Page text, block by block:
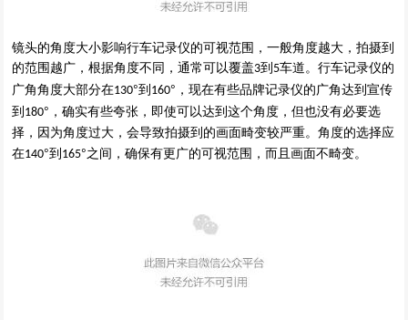
镜头的角度大小影响行车记录仪的可视范围，一般角度越大，拍摄到
的范围越广，根据角度不同，通常可以覆盖3到 5车道。行车记录仪的
广角角度大部分在130°到 160°，现在有些品牌记录仪的广角达到宣传
到 180°，确实有些夸张 ， 即使可以达到这个角度 ，但也没有必要选
择 ， 因为角度过大，会导致拍摄到的画面畸变较严重。角度的选择应
在140°到 165°之间，确保有更广的可视范围，而且画面不畸变。